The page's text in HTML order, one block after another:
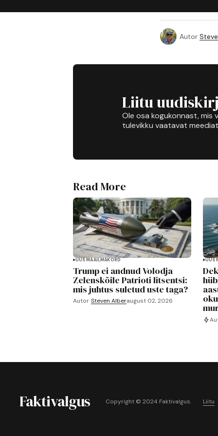
Autor
Liitu
Ole osa kogukonnast,
tulevikku vaatavat
Read More
UUS MAAILMAKORD
Trump ei andnud Volodja
Zelenskõile Patrioti litsentsi:
mis juhtus suletud uste taga?
Autor Steven Alberaugust 02, 2026
UUS
Faktivalgus Copyright © 2024 Faktivalgus. Liitu